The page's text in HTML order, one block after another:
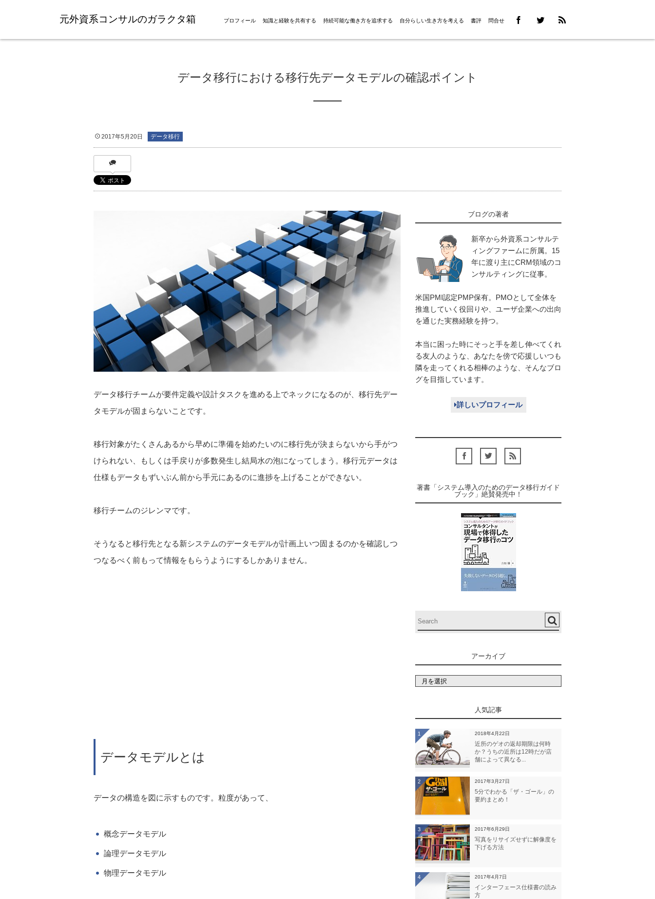
元外資系コンサルのガラクタ箱 プロフィール 知識と経験を共有する 持続可能な働き方を追求する 自分らしい生き方を考える 書評 問合せ
データ移行における移行先データモデルの確認ポイント
2017年5月20日 データ移行
データ移行チームが要件定義や設計タスクを進める上でネックになるのが、移行先デー
タモデルが固まらないことです。
移行対象がたくさんあるから早めに準備を始めたいのに移行先が決まらないから手がつ
けられない、もしくは手戻りが多数発生し結局水の泡になってしまう。移行元データは
仕様もデータもずいぶん前から手元にあるのに進捗を上げることができない。
移行チームのジレンマです。
そうなると移行先となる新システムのデータモデルが計画上いつ固まるのかを確認しつ
つなるべく前もって情報をもらうようにするしかありません。
データモデルとは
データの構造を図に示すものです。粒度があって、
概念データモデル
論理データモデル
物理データモデル
ブログの著者
新卒から外資系コンサルテ
ィングファームに所属。15
年に渡り主にCRM領域のコ
ンサルティングに従事。
米国PMI認定PMP保有。PMOとして全体を
推進していく役回りや、ユーザ企業への出向
を通じた実務経験を持つ。
本当に困った時にそっと手を差し伸べてくれ
る友人のような、あなたを傍で応援しいつも
隣を走ってくれる相棒のような、そんなブロ
グを目指しています。
詳しいプロフィール
著書「システム導入のためのデータ移行ガイド
ブック」絶賛発売中！
アーカイブ
人気記事
1 2018年4月22日
近所のゲオの返却期限は何時
か？うちの近所は12時だが店
舗によって異なる...
2 2017年3月27日
5分でわかる「ザ・ゴール」の
要約まとめ！
3 2017年6月29日
写真をリサイズせずに解像度を
下げる方法
4 2017年4月7日
インターフェース仕様書の読み
方